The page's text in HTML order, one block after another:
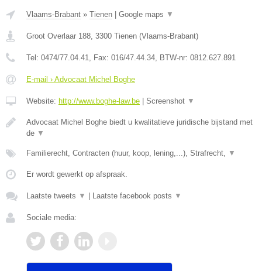
Vlaams-Brabant » Tienen Google maps ▼
Groot Overlaar 188, 3300 Tienen (Vlaams-Brabant)
Tel: 0474/77.04.41, Fax: 016/47.44.34, BTW-nr: ​0812.627.891
E-mail › Advocaat Michel Boghe
Website: http://www.boghe-law.be Screenshot ▼
Advocaat Michel Boghe biedt u kwalitatieve juridische bijstand met
de ▼
Familierecht, Contracten (huur, koop, lening,...), Strafrecht, ▼
Er wordt gewerkt op afspraak.
Laatste tweets ▼ Laatste facebook posts ▼
Sociale media: